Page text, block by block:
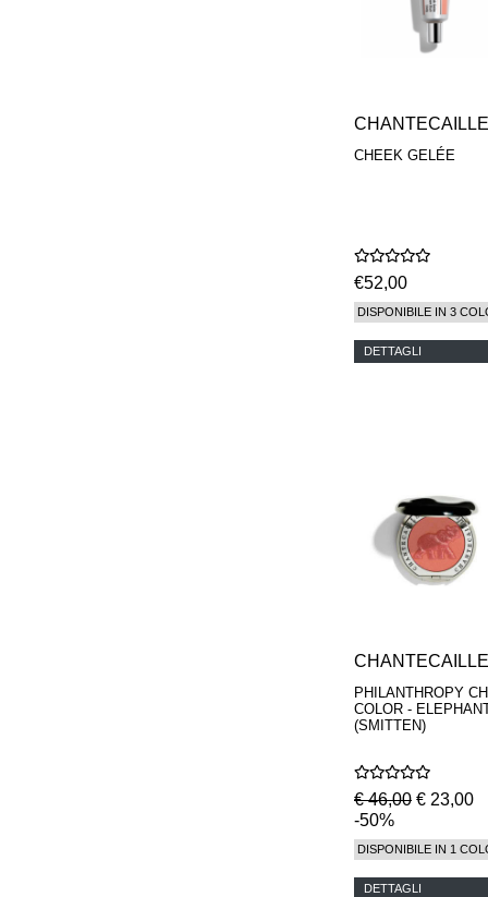
CHANTECAILLE
CHEEK GELÉE
€52,00
DISPONIBILE IN 3
DETTAGLI
CHANTECAILLE
PHILANTHROPY
COLOR -
(SMITTEN)
€ 46,00 € 23,00
-50%
DISPONIBILE IN 1
DETTAGLI